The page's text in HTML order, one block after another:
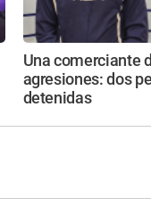
Una comerciante
agresiones: dos
detenidas